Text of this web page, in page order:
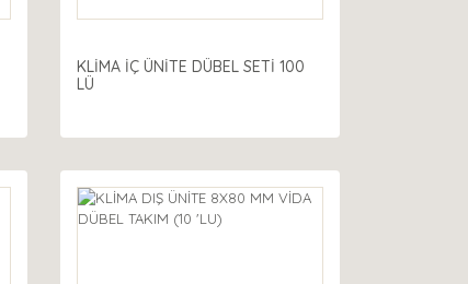
KLİMA İÇ ÜNİTE DÜBEL SETİ 100
LÜ